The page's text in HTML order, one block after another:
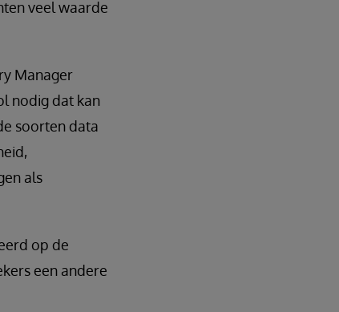
veel waarde
Manager
nodig dat kan
soorten data
als
op de
een andere